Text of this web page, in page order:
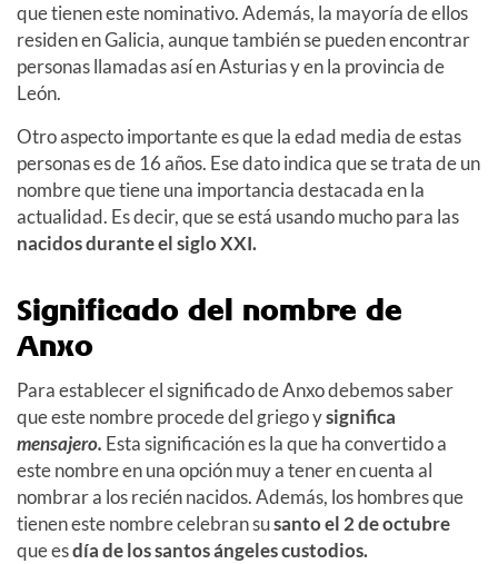
que tienen este nominativo. Además, la mayoría de ellos
residen en Galicia, aunque también se pueden encontrar
personas llamadas así en Asturias y en la provincia de
León.
Otro aspecto importante es que la edad media de estas
personas es de 16 años. Ese dato indica que se trata de un
nombre que tiene una importancia destacada en la
actualidad. Es decir, que se está usando mucho para las
nacidos durante el siglo XXI.
Significado del nombre de
Anxo
Para establecer el significado de Anxo debemos saber
que este nombre procede del griego ysignifica
mensajero. Esta significación es la que ha convertido a
este nombre en una opción muy a tener en cuenta al
nombrar a los recién nacidos. Además, los hombres que
tienen este nombre celebran susanto el 2 de octubre
que esdía de los santos ángeles custodios.